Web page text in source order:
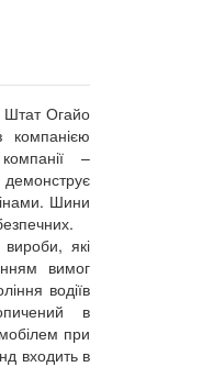
Штат Огайо
–
Шини
які
вимог
водіїв
в
при
входить в